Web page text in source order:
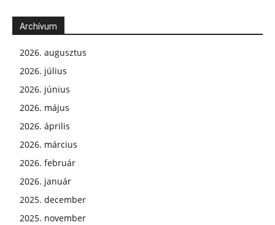
Archívum
2026. augusztus
2026. július
2026. június
2026. május
2026. április
2026. március
2026. február
2026. január
2025. december
2025. november